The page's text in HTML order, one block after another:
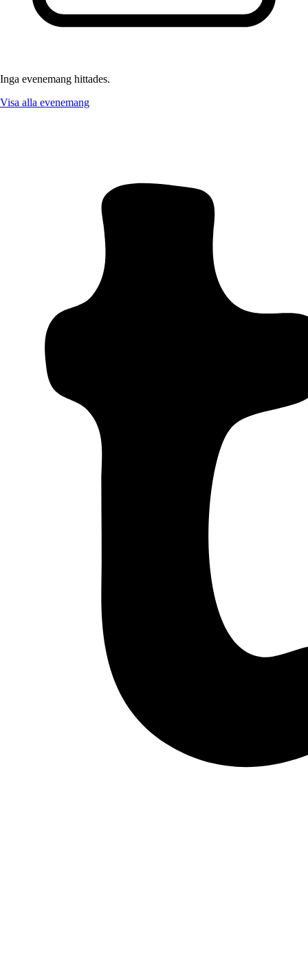
Inga evenemang hittades.
Visa alla evenemang